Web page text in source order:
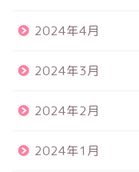
2024年4月
2024年3月
2024年2月
2024年1月